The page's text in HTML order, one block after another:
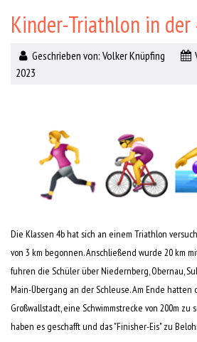
Kinder-Triathlon in der
Geschrieben von: Volker Knüpfing
2023
Die Klassen 4b hat sich an einem Triathlon
von 3 km begonnen. Anschließend wurde 20 km
fuhren die Schüler über Niedernberg, Obernau,
Main-Übergang an der Schleuse. Am Ende hatten
Großwallstadt, eine Schwimmstrecke von 200m zu
haben es geschafft und das "Finisher-Eis" zu